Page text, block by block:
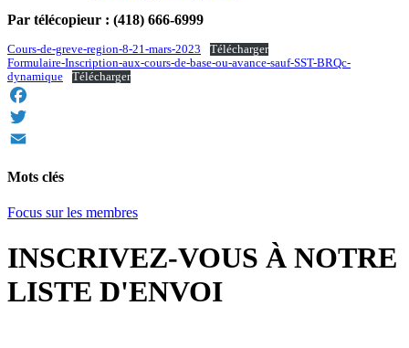
Par télécopieur : (418) 666-6999
Cours-de-greve-region-8-21-mars-2023
Télécharger
Formulaire-Inscription-aux-cours-de-base-ou-avance-sauf-SST-BRQc-
dynamique
Télécharger
Facebook
Twitter
Mots clés
Focus sur les membres
INSCRIVEZ-VOUS À NOTRE
LISTE D'ENVOI